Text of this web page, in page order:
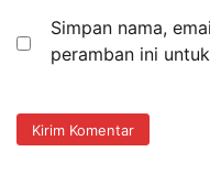
Simpan nama,
peramban ini